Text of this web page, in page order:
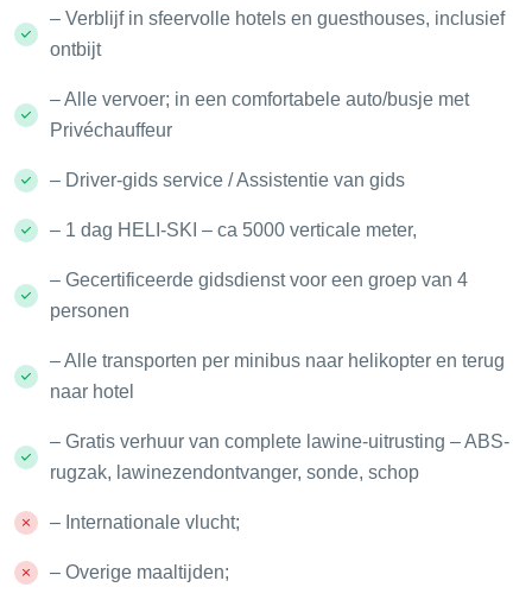
– Verblijf in sfeervolle hotels en guesthouses, inclusief
ontbijt
– Alle vervoer; in een comfortabele auto/busje met
Privéchauffeur
– Driver-gids service / Assistentie van gids
– 1 dag HELI-SKI – ca 5000 verticale meter,
– Gecertificeerde gidsdienst voor een groep van 4
personen
– Alle transporten per minibus naar helikopter en terug
naar hotel
– Gratis verhuur van complete lawine-uitrusting – ABS-
rugzak, lawinezendontvanger, sonde, schop
– Internationale vlucht;
– Overige maaltijden;